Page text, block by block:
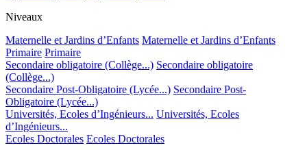
Niveaux
Maternelle et Jardins d’Enfants Maternelle et Jardins d’Enfants
Primaire Primaire
Secondaire obligatoire (Collège...) Secondaire obligatoire
(Collège...)
Secondaire Post-Obligatoire (Lycée...) Secondaire Post-
Obligatoire (Lycée...)
Universités, Ecoles d’Ingénieurs... Universités, Ecoles
d’Ingénieurs...
Ecoles Doctorales Ecoles Doctorales